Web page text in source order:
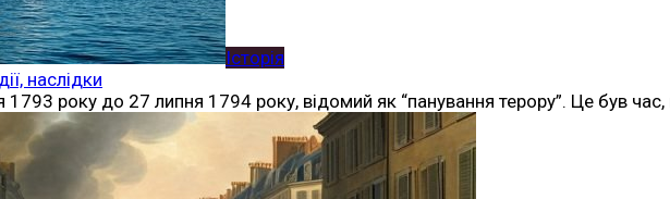
Історія
наслідки
року до 27 липня 1794 року, відомий як “панування терору”. Це був час,